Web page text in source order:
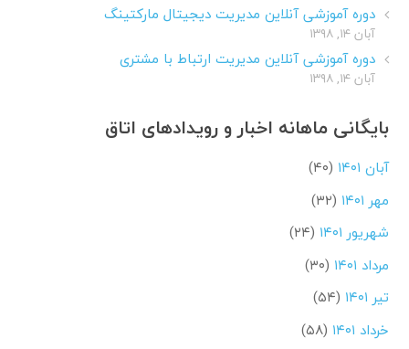
دوره آموزشی آنلاین مدیریت دیجیتال مارکتینگ
آبان ۱۴, ۱۳۹۸
دوره آموزشی آنلاین مدیریت ارتباط با مشتری
آبان ۱۴, ۱۳۹۸
بایگانی ماهانه اخبار و رویدادهای اتاق
آبان ۱۴۰۱
(۴۰)
مهر ۱۴۰۱
(۳۲)
شهریور ۱۴۰۱
(۲۴)
مرداد ۱۴۰۱
(۳۰)
تیر ۱۴۰۱
(۵۴)
خرداد ۱۴۰۱
(۵۸)